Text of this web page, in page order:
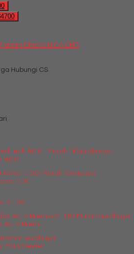
Chievo III CA CHR
Hubungi CS
01
C 0....
KT 05
Activ Prem....
Manchester....